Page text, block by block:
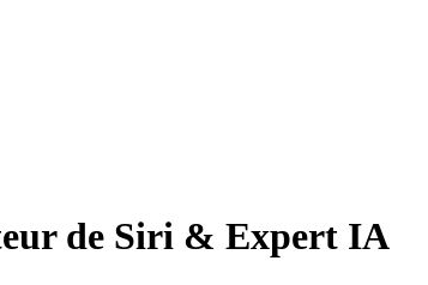
de Siri & Expert IA